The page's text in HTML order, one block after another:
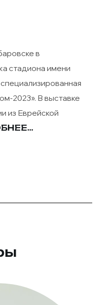
в
стадиона имени
2023». В выставке
из Еврейской